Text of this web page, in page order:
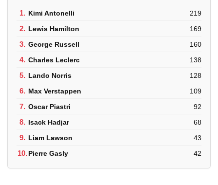
1. Kimi Antonelli 219
2. Lewis Hamilton 169
3. George Russell 160
4. Charles Leclerc 138
5. Lando Norris 128
6. Max Verstappen 109
7. Oscar Piastri 92
8. Isack Hadjar 68
9. Liam Lawson 43
10.Pierre Gasly 42